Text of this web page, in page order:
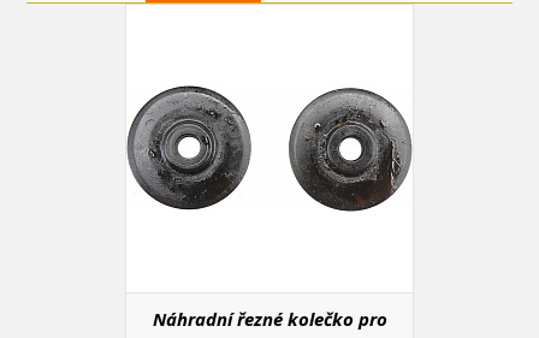
Náhradní řezné kolečko pro